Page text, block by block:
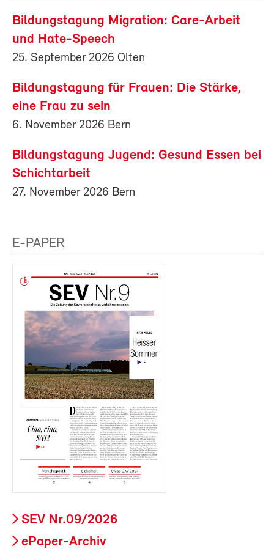
Bildungstagung Migration: Care-Arbeit
und Hate-Speech
25. September 2026 Olten
Bildungstagung für Frauen: Die Stärke,
eine Frau zu sein
6. November 2026 Bern
Bildungstagung Jugend: Gesund Essen bei
Schichtarbeit
27. November 2026 Bern
E-PAPER
SEV Nr.09/2026
ePaper-Archiv